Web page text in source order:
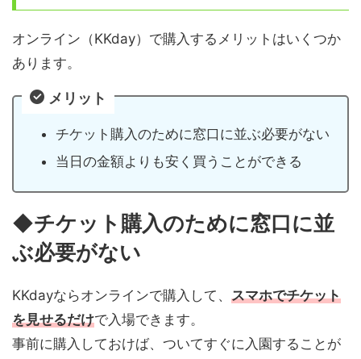
オンライン（KKday）で購入するメリットはいくつか
あります。
メリット
チケット購入のために窓口に並ぶ必要がない
当日の金額よりも安く買うことができる
◆チケット購入のために窓口に並
ぶ必要がない
KKdayならオンラインで購入して、 スマホでチケット
を見せるだけで入場できます。
事前に購入しておけば、ついてすぐに入園することが